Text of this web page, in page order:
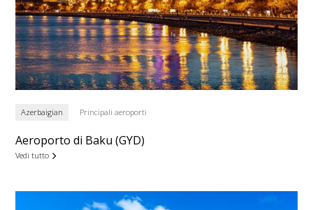
Azerbaigian Principali aeroporti
Aeroporto di Baku (GYD)
Vedi tutto